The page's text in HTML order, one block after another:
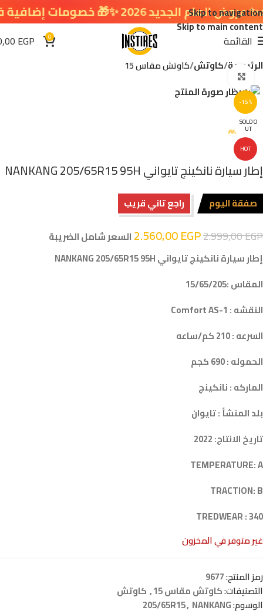
Skip to navigation
Skip to main content
القائمة 0
EGP
الرئيسية كاوتش كاوتش مقاس 15
-15%
SOLD O
UT
HOT
إطار سيارة نانكينج تايواني NANKANG 205/65R15 95H
صفقة اليوم راجع تاني قريب
2.999,00EGP
2.560,00EGP
السعر شامل الضريبة
إطار سيارة نانكينج تايواني NANKANG 205/65R15 95H
المقاس :15/65/205
النقشه : Comfort AS-1
السرعه : 210 كم/ساعه
الحموله : 690 كجم
الماركه : نانكينج
بلد المنشأ : تايوان
تاريخ الانتاج: 2022
TEMPERATURE: A
TRACTION: B
TREDWEAR : 340
غير متوفر في المخزون
رمز المنتج:9677
التصنيفات:كاوتش مقاس 15 , كاوتش
الوسوم:
205/65R15, NANKANG
الجديد 2026 ✨🎁 خصومات إضافية في سلة التسوق 🔥